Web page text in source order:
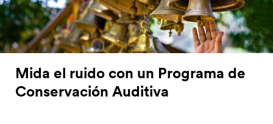
Mida el ruido con un Programa de
Conservación Auditiva